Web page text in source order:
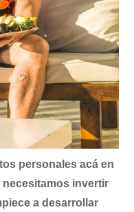
personales acá en
necesitamos invertir
a desarrollar